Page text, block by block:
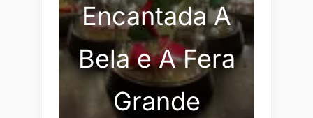
Encantada A
Bela e A Fera
Grande